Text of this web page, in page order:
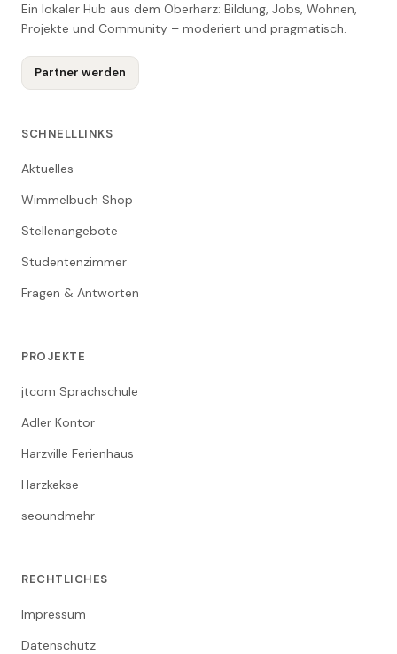
Ein lokaler Hub aus dem Oberharz: Bildung, Jobs, Wohnen,
Projekte und Community – moderiert und pragmatisch.
Partner werden
SCHNELLLINKS
Aktuelles
Wimmelbuch Shop
Stellenangebote
Studentenzimmer
Fragen & Antworten
PROJEKTE
jtcom Sprachschule
Adler Kontor
Harzville Ferienhaus
Harzkekse
seoundmehr
RECHTLICHES
Impressum
Datenschutz